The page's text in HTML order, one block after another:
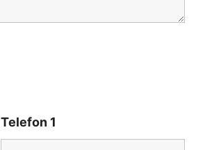
Telefon 1